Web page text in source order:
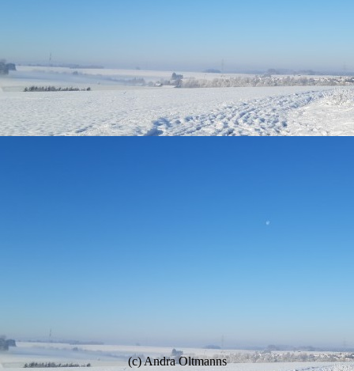
(c) Andra Oltmanns